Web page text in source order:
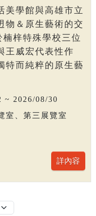
美學館與高雄市立
物＆原生藝術的交
梓特殊學校三位
王威宏代表性作
特而純粹的原生藝
~ 2026/08/30
室、第三展覽室